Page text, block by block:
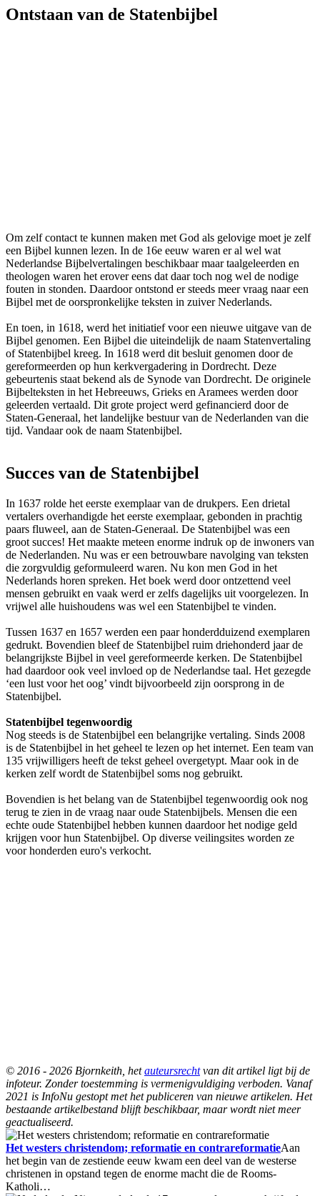
Ontstaan van de Statenbijbel
Om zelf contact te kunnen maken met God als gelovige moet je zelf
een Bijbel kunnen lezen. In de 16e eeuw waren er al wel wat
Nederlandse Bijbelvertalingen beschikbaar maar taalgeleerden en
theologen waren het erover eens dat daar toch nog wel de nodige
fouten in stonden. Daardoor ontstond er steeds meer vraag naar een
Bijbel met de oorspronkelijke teksten in zuiver Nederlands.
En toen, in 1618, werd het initiatief voor een nieuwe uitgave van de
Bijbel genomen. Een Bijbel die uiteindelijk de naam Statenvertaling
of Statenbijbel kreeg. In 1618 werd dit besluit genomen door de
gereformeerden op hun kerkvergadering in Dordrecht. Deze
gebeurtenis staat bekend als de Synode van Dordrecht. De originele
Bijbelteksten in het Hebreeuws, Grieks en Aramees werden door
geleerden vertaald. Dit grote project werd gefinancierd door de
Staten-Generaal, het landelijke bestuur van de Nederlanden van die
tijd. Vandaar ook de naam Statenbijbel.
Succes van de Statenbijbel
In 1637 rolde het eerste exemplaar van de drukpers. Een drietal
vertalers overhandigde het eerste exemplaar, gebonden in prachtig
paars fluweel, aan de Staten-Generaal. De Statenbijbel was een
groot succes! Het maakte meteen enorme indruk op de inwoners van
de Nederlanden. Nu was er een betrouwbare navolging van teksten
die zorgvuldig geformuleerd waren. Nu kon men God in het
Nederlands horen spreken. Het boek werd door ontzettend veel
mensen gebruikt en vaak werd er zelfs dagelijks uit voorgelezen. In
vrijwel alle huishoudens was wel een Statenbijbel te vinden.
Tussen 1637 en 1657 werden een paar honderdduizend exemplaren
gedrukt. Bovendien bleef de Statenbijbel ruim driehonderd jaar de
belangrijkste Bijbel in veel gereformeerde kerken. De Statenbijbel
had daardoor ook veel invloed op de Nederlandse taal. Het gezegde
‘een lust voor het oog’ vindt bijvoorbeeld zijn oorsprong in de
Statenbijbel.
Statenbijbel tegenwoordig
Nog steeds is de Statenbijbel een belangrijke vertaling. Sinds 2008
is de Statenbijbel in het geheel te lezen op het internet. Een team van
135 vrijwilligers heeft de tekst geheel overgetypt. Maar ook in de
kerken zelf wordt de Statenbijbel soms nog gebruikt.
Bovendien is het belang van de Statenbijbel tegenwoordig ook nog
terug te zien in de vraag naar oude Statenbijbels. Mensen die een
echte oude Statenbijbel hebben kunnen daardoor het nodige geld
krijgen voor hun Statenbijbel. Op diverse veilingsites worden ze
voor honderden euro's verkocht.
© 2016 - 2026 Bjornkeith, hetauteursrechtvan dit artikel ligt bij de
infoteur. Zonder toestemming is vermenigvuldiging verboden. Vanaf
2021 is InfoNu gestopt met het publiceren van nieuwe artikelen. Het
bestaande artikelbestand blijft beschikbaar, maar wordt niet meer
geactualiseerd.
Het westers christendom; reformatie en contrareformatieAan
het begin van de zestiende eeuw kwam een deel van de westerse
christenen in opstand tegen de enorme macht die de Rooms-
Katholi…